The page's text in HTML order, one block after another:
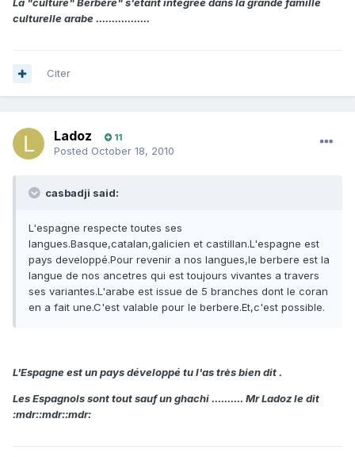
La "culture" Berbère" s'étant intégrée dans la grande famille
culturelle arabe .................
Citer
Ladoz 11
Posted October 18, 2010
casbadji said:
L'espagne respecte toutes ses
langues.Basque,catalan,galicien et castillan.L'espagne est
pays developpé.Pour revenir a nos langues,le berbere est la
langue de nos ancetres qui est toujours vivantes a travers
ses variantes.L'arabe est issue de 5 branches dont le coran
en a fait une.C'est valable pour le berbere.Et,c'est possible.
L'Espagne est un pays développé tu l'as très bien dit .
Les Espagnols sont tout sauf un ghachi .......... Mr Ladoz le dit
:mdr::mdr::mdr: